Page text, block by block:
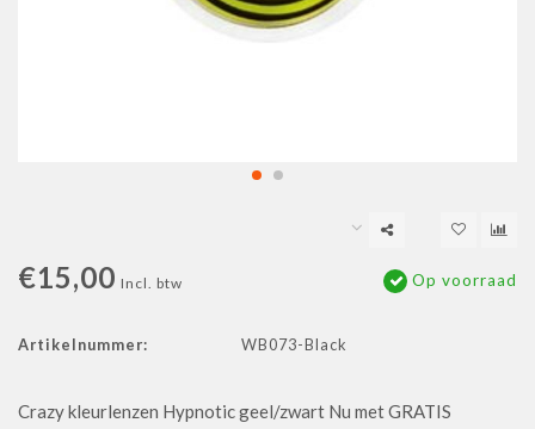
€15,00 Incl. btw Op voorraad
Artikelnummer: WB073-Black
Crazy kleurlenzen Hypnotic geel/zwart Nu met GRATIS